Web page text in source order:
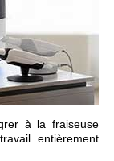
à la fraiseuse
entièrement